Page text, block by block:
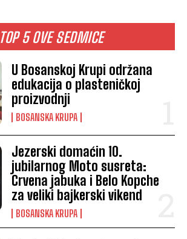
TOP 5 OVE SEDMICE
U Bosanskoj Krupi održana
edukacija o plasteničkoj
proizvodnji
BOSANSKA KRUPA
Jezerski domaćin 10.
jubilarnog Moto susreta:
Crvena jabuka i Belo Kopche
za veliki bajkerski vikend
BOSANSKA KRUPA